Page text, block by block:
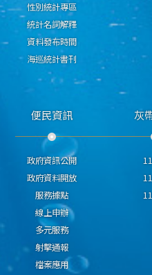
性別統計專區
統計名詞解釋
資料發布時間
海巡統計書刊
便民資訊
政府資訊公開
政府資料開放
服務據點
線上申辦
多元服務
射擊通報
檔案應用
灰